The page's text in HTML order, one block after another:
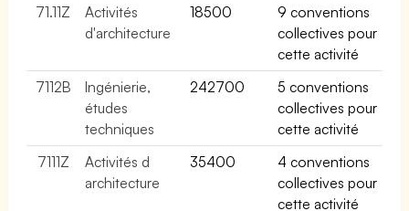
71.11Z
Activités
d'architecture
18500
9 conventions
collectives pour
cette activité
7112B
Ingénierie,
études
techniques
242700
5 conventions
collectives pour
cette activité
7111Z
Activités d
architecture
35400
4 conventions
collectives pour
cette activité